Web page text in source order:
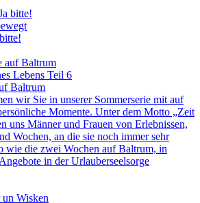
Lebens Teil 6
Baltrum
wir Sie in unserer Sommerserie mit auf
Momente. Unter dem Motto „Zeit
uns Männer und Frauen von Erlebnissen,
Wochen, an die sie noch immer sehr
wie die zwei Wochen auf Baltrum, in
in der Urlauberseelsorge